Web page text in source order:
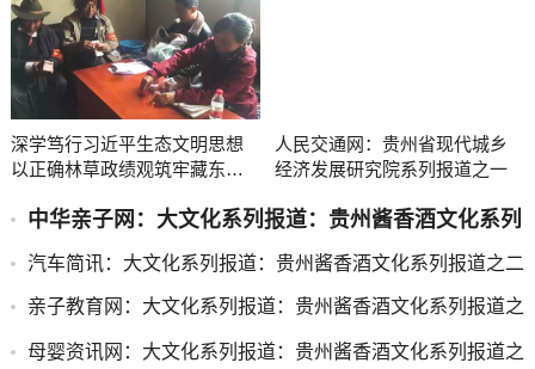
深学笃行习近平生态文明思想
以正确林草政绩观筑牢藏东高
人民交通网：贵州省现代城乡
经济发展研究院系列报道之一
中华亲子网：大文化系列报道：贵州酱香酒文化系列
报道之二
汽车简讯：大文化系列报道：贵州酱香酒文化系列报道之二
亲子教育网：大文化系列报道：贵州酱香酒文化系列报道之
母婴资讯网：大文化系列报道：贵州酱香酒文化系列报道之